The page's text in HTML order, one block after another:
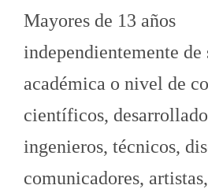
Mayores de 13 años
independientemente
académica o nivel de
científicos,
ingenieros, técnicos,
comunicadores,